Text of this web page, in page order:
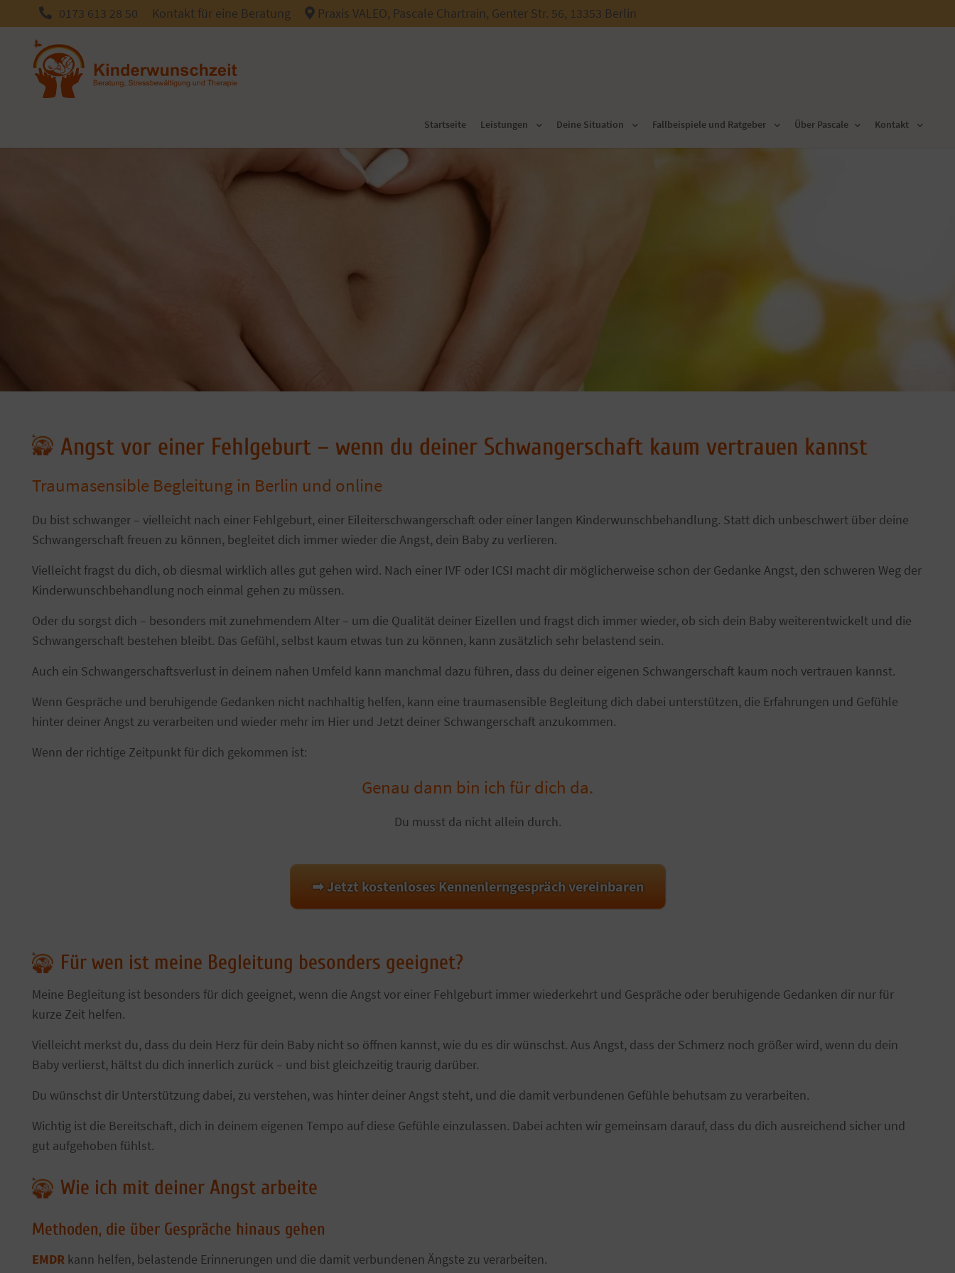
Startseite Leistungen Deine Situation Fallbeispiele und Ratgeber Über Pascale Kontakt
Angst vor einer Fehlgeburt – wenn du deiner Schwangerschaft kaum vertrauen kannst
Traumasensible Begleitung in Berlin und online
Du bist schwanger – vielleicht nach einer Fehlgeburt, einer Eileiterschwangerschaft oder einer langen Kinderwunschbehandlung. Statt dich unbeschwert über deine
Schwangerschaft freuen zu können, begleitet dich immer wieder die Angst, dein Baby zu verlieren.
Vielleicht fragst du dich, ob diesmal wirklich alles gut gehen wird. Nach einer IVF oder ICSI macht dir möglicherweise schon der Gedanke Angst, den schweren Weg der
Kinderwunschbehandlung noch einmal gehen zu müssen.
Oder du sorgst dich – besonders mit zunehmendem Alter – um die Qualität deiner Eizellen und fragst dich immer wieder, ob sich dein Baby weiterentwickelt und die
Schwangerschaft bestehen bleibt. Das Gefühl, selbst kaum etwas tun zu können, kann zusätzlich sehr belastend sein.
Auch ein Schwangerschaftsverlust in deinem nahen Umfeld kann manchmal dazu führen, dass du deiner eigenen Schwangerschaft kaum noch vertrauen kannst.
Wenn Gespräche und beruhigende Gedanken nicht nachhaltig helfen, kann eine traumasensible Begleitung dich dabei unterstützen, die Erfahrungen und Gefühle
hinter deiner Angst zu verarbeiten und wieder mehr im Hier und Jetzt deiner Schwangerschaft anzukommen.
Wenn der richtige Zeitpunkt für dich gekommen ist:
Genau dann bin ich für dich da.
Du musst da nicht allein durch.
➡ Jetzt kostenloses Kennenlerngespräch vereinbaren
Für wen ist meine Begleitung besonders geeignet?
Meine Begleitung ist besonders für dich geeignet, wenn die Angst vor einer Fehlgeburt immer wiederkehrt und Gespräche oder beruhigende Gedanken dir nur für
kurze Zeit helfen.
Vielleicht merkst du, dass du dein Herz für dein Baby nicht so öffnen kannst, wie du es dir wünschst. Aus Angst, dass der Schmerz noch größer wird, wenn du dein
Baby verlierst, hältst du dich innerlich zurück – und bist gleichzeitig traurig darüber.
Du wünschst dir Unterstützung dabei, zu verstehen, was hinter deiner Angst steht, und die damit verbundenen Gefühle behutsam zu verarbeiten.
Wichtig ist die Bereitschaft, dich in deinem eigenen Tempo auf diese Gefühle einzulassen. Dabei achten wir gemeinsam darauf, dass du dich ausreichend sicher und
gut aufgehoben fühlst.
Wie ich mit deiner Angst arbeite
Methoden, die über Gespräche hinaus gehen
EMDR kann helfen, belastende Erinnerungen und die damit verbundenen Ängste zu verarbeiten.
0173 613 28 50 Kontakt für eine Beratung Praxis VALEO, Pascale Chartrain, Genter Str. 56, 13353 Berlin